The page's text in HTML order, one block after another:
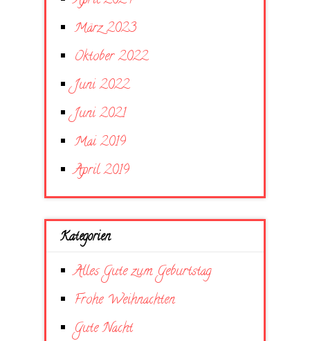
März 2023
Oktober 2022
Juni 2022
Juni 2021
Mai 2019
April 2019
Kategorien
Alles Gute zum Geburtstag
Frohe Weihnachten
Gute Nacht